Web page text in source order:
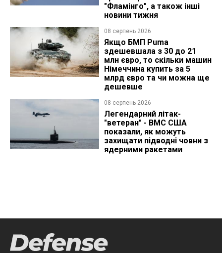
"Фламінго", а також інші
новини тижня
08 серпень 2026
Якщо БМП Puma
здешевшала з 30 до 21
млн євро, то скільки машин
Німеччина купить за 5
млрд євро та чи можна ще
дешевше
08 серпень 2026
Легендарний літак-
"ветеран" - ВМС США
показали, як можуть
захищати підводні човни з
ядерними ракетами